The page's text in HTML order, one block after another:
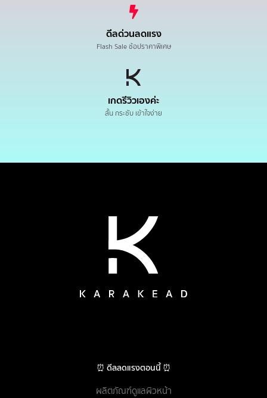
ดีลด่วนลดแรง
Flash Sale ช้อปราคาพิเศษ
เกดรีวิวเองค่ะ
สั้น กระชับ เข้าใจง่าย
⏰ ดีลลดแรงตอนนี้ ⏰
ผลิตภัณฑ์ดูแลผิวหน้า